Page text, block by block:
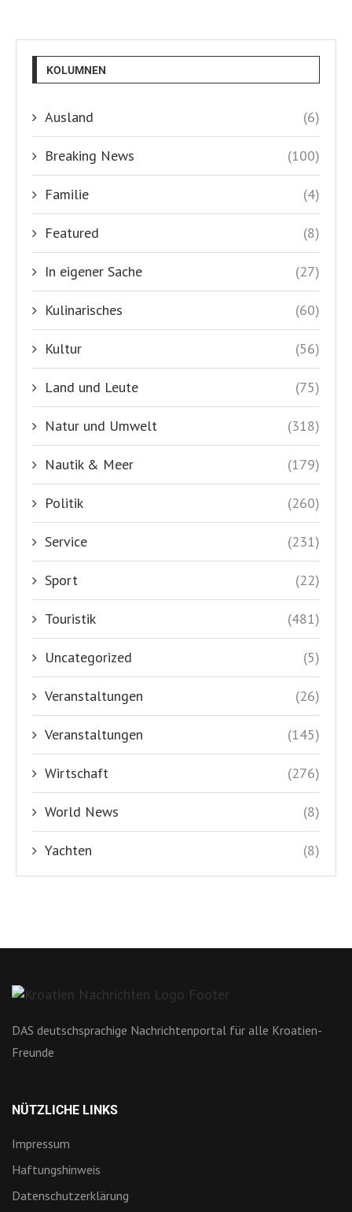
KOLUMNEN
Ausland (6)
Breaking News (100)
Familie (4)
Featured (8)
In eigener Sache (27)
Kulinarisches (60)
Kultur (56)
Land und Leute (75)
Natur und Umwelt (318)
Nautik & Meer (179)
Politik (260)
Service (231)
Sport (22)
Touristik (481)
Uncategorized (5)
Veranstaltungen (26)
Veranstaltungen (145)
Wirtschaft (276)
World News (8)
Yachten (8)
DAS deutschsprachige Nachrichtenportal für alle Kroatien-
Freunde
NÜTZLICHE LINKS
Impressum
Haftungshinweis
Datenschutzerklärung